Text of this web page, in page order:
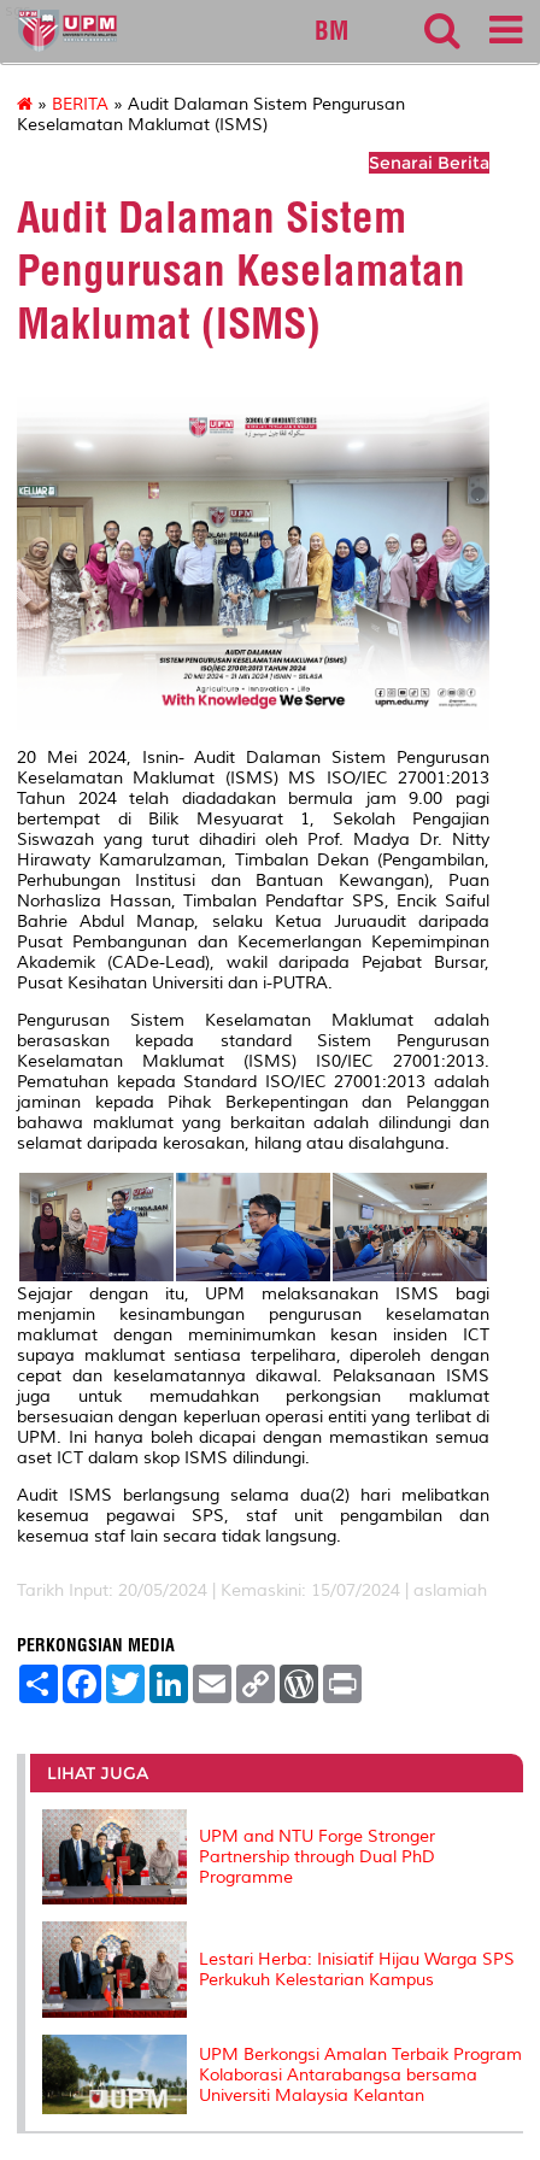
sgs
BM
» BERITA » Audit Dalaman Sistem Pengurusan
Keselamatan Maklumat (ISMS)
Senarai Berita
Audit Dalaman Sistem
Pengurusan Keselamatan
Maklumat (ISMS)
20 Mei 2024, Isnin- Audit Dalaman Sistem Pengurusan
Keselamatan Maklumat (ISMS) MS ISO/IEC 27001:2013
Tahun 2024 telah diadadakan bermula jam 9.00 pagi
bertempat di Bilik Mesyuarat 1, Sekolah Pengajian
Siswazah yang turut dihadiri oleh Prof. Madya Dr. Nitty
Hirawaty Kamarulzaman, Timbalan Dekan (Pengambilan,
Perhubungan Institusi dan Bantuan Kewangan), Puan
Norhasliza Hassan, Timbalan Pendaftar SPS, Encik Saiful
Bahrie Abdul Manap, selaku Ketua Juruaudit daripada
Pusat Pembangunan dan Kecemerlangan Kepemimpinan
Akademik (CADe-Lead), wakil daripada Pejabat Bursar,
Pusat Kesihatan Universiti dan i-PUTRA.
Pengurusan Sistem Keselamatan Maklumat adalah
berasaskan kepada standard Sistem Pengurusan
Keselamatan Maklumat (ISMS) IS0/IEC 27001:2013.
Pematuhan kepada Standard ISO/IEC 27001:2013 adalah
jaminan kepada Pihak Berkepentingan dan Pelanggan
bahawa maklumat yang berkaitan adalah dilindungi dan
selamat daripada kerosakan, hilang atau disalahguna.
Sejajar dengan itu, UPM melaksanakan ISMS bagi
menjamin kesinambungan pengurusan keselamatan
maklumat dengan meminimumkan kesan insiden ICT
supaya maklumat sentiasa terpelihara, diperoleh dengan
cepat dan keselamatannya dikawal. Pelaksanaan ISMS
juga untuk memudahkan perkongsian maklumat
bersesuaian dengan keperluan operasi entiti yang terlibat di
UPM. Ini hanya boleh dicapai dengan memastikan semua
aset ICT dalam skop ISMS dilindungi.
Audit ISMS berlangsung selama dua(2) hari melibatkan
kesemua pegawai SPS, staf unit pengambilan dan
kesemua staf lain secara tidak langsung.
Tarikh Input: 20/05/2024 | Kemaskini: 15/07/2024 | aslamiah
PERKONGSIAN MEDIA
S
e
F
a
b
o
o
k
T
w
t
e
r
L
e
I
E
m
l
C
L
n
W
P
e
s
t
LIHAT JUGA
UPM and NTU Forge Stronger
Partnership through Dual PhD
Programme
Lestari Herba: Inisiatif Hijau Warga SPS
Perkukuh Kelestarian Kampus
UPM Berkongsi Amalan Terbaik Program
Kolaborasi Antarabangsa bersama
Universiti Malaysia Kelantan